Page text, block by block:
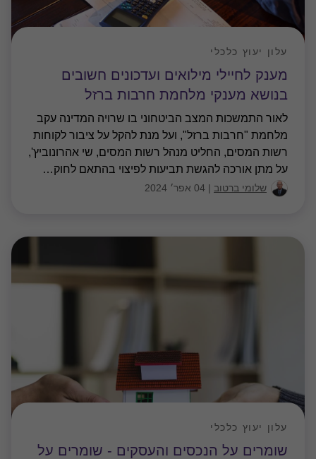
מענק לחיילי מילואים ועדכונים חשובים
בנושא מענקי מלחמת חרבות ברזל
עלון יעוץ כלכלי
לאור התמשכות המצב הביטחוני בו שרויה המדינה עקב
מלחמת "חרבות ברזל", ועל מנת להקל על ציבור לקוחות
רשות המסים, החליט מנהל רשות המסים, שי אהרונוביץ',
על מתן אורכה להגשת תביעות לפיצוי בהתאם לחוק…
שלומי ברטוב | 04 אפר׳ 2024
שומרים על הנכסים והעסקים - שומרים על
עלון יעוץ כלכלי